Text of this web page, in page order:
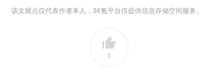
该文观点仅代表作者本人，36氪平台仅提供信息存储空间服务。
1